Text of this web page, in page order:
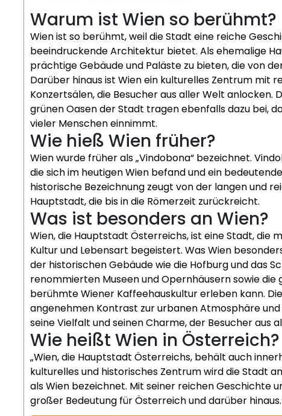
Warum ist Wien so berühmt?
Wien ist so berühmt, weil die Stadt eine reiche
beeindruckende Architektur bietet. Als ehemalige
prächtige Gebäude und Paläste zu bieten, die von
Darüber hinaus ist Wien ein kulturelles Zentrum mit
Konzertsälen, die Besucher aus aller Welt
grünen Oasen der Stadt tragen ebenfalls dazu bei,
vieler Menschen einnimmt.
Wie hieß Wien früher?
Wien wurde früher als „Vindobona“ bezeichnet.
die sich im heutigen Wien befand und ein
historische Bezeichnung zeugt von der langen und
Hauptstadt, die bis in die Römerzeit zurückreicht.
Was ist besonders an Wien?
Wien, die Hauptstadt Österreichs, ist eine Stadt, die
Kultur und Lebensart begeistert. Was Wien
der historischen Gebäude wie die Hofburg und das
renommierten Museen und Opernhäusern sowie
berühmte Wiener Kaffeehauskultur erleben kann.
angenehmen Kontrast zur urbanen Atmosphäre
seine Vielfalt und seinen Charme, der Besucher aus
Wie heißt Wien in Österreich?
„Wien, die Hauptstadt Österreichs, behält auch
kulturelles und historisches Zentrum wird die Stadt
als Wien bezeichnet. Mit seiner reichen Geschichte
großer Bedeutung für Österreich und darüber